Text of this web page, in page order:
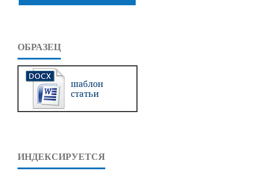
ОБРАЗЕЦ
ИНДЕКСИРУЕТСЯ